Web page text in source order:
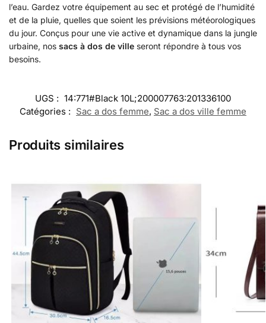
l’eau. Gardez votre équipement au sec et protégé de l’humidité
et de la pluie, quelles que soient les prévisions météorologiques
du jour. Conçus pour une vie active et dynamique dans la jungle
urbaine, nos sacs à dos de ville seront répondre à tous vos
besoins.
UGS : 14:771#Black 10L;200007763:201336100
Catégories : Sac a dos femme, Sac a dos ville femme
Produits similaires